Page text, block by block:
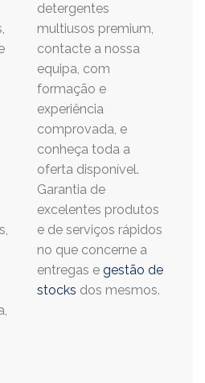
detergentes
multiusos premium,
contacte a nossa
equipa, com
formação e
experiência
comprovada, e
conheça toda a
oferta disponível.
Garantia de
excelentes produtos
e de serviços rápidos
no que concerne a
entregas e gestão de
stocks dos mesmos.